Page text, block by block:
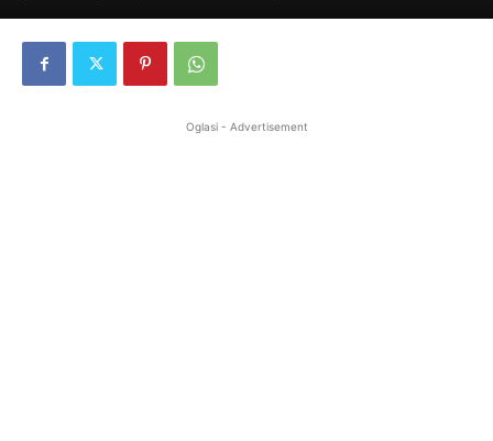
Oglasi - Advertisement